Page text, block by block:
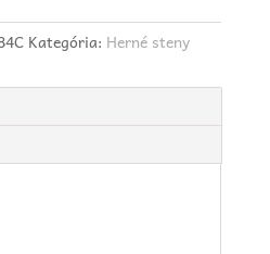
Kategória: Herné steny